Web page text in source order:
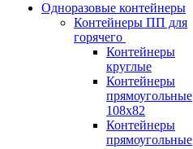
Одноразовые контейнеры
Контейнеры ПП для
горячего
Контейнеры
круглые
Контейнеры
прямоугольные
108х82
Контейнеры
прямоугольные